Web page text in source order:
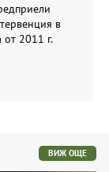
в
от 2011 г.
ВИЖ ОЩЕ